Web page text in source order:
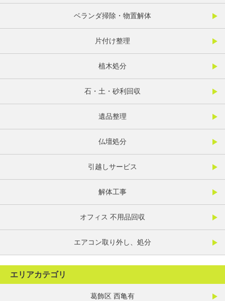
ベランダ掃除・物置解体
片付け整理
植木処分
石・土・砂利回収
遺品整理
仏壇処分
引越しサービス
解体工事
オフィス 不用品回収
エアコン取り外し、処分
エリアカテゴリ
葛飾区 西亀有